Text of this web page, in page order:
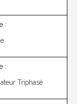
:
:
Triphasé